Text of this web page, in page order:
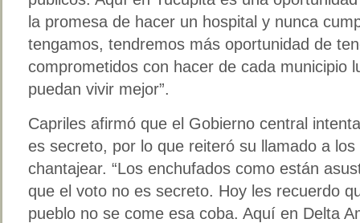
la promesa de hacer un hospital y nunca
tengamos, tendremos más oportunidad de
comprometidos con hacer de cada municipio
puedan vivir mejor”.
Capriles afirmó que el Gobierno central
es secreto, por lo que reiteró su llamado a
chantajear. “Los enchufados como están
que el voto no es secreto. Hoy les recuerdo
pueblo no se come esa coba. Aquí en Delta